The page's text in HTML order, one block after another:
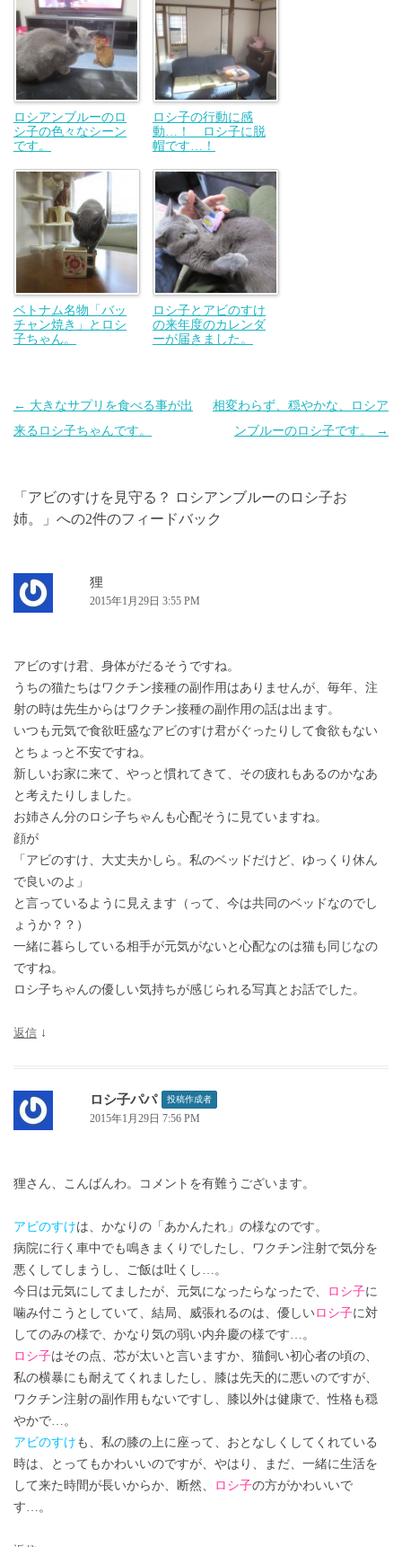
ロシアンブルーのロ
シ子の色々なシーン
です。
ロシ子の行動に感
動…！ ロシ子に脱
帽です…！
ベトナム名物「バッ
チャン焼き」とロシ
子ちゃん。
ロシ子とアビのすけ
の来年度のカレンダ
ーが届きました。
投
稿
ョ
ン
← 大きなサプリを食べる事が出
来るロシ子ちゃんです。
相変わらず、穏やかな、ロシア
ンブルーのロシ子です。
→
「 アビのすけを見守る？ ロシアンブルーのロシ子お
姉。
」への2件のフィードバック
狸
2015年1月29日 3:55 PM
アビのすけ君、身体がだるそうですね。
うちの猫たちはワクチン接種の副作用はありませんが、毎年、注
射の時は先生からはワクチン接種の副作用の話は出ます。
いつも元気で食欲旺盛なアビのすけ君がぐったりして食欲もない
とちょっと不安ですね。
新しいお家に来て、やっと慣れてきて、その疲れもあるのかなあ
と考えたりしました。
お姉さん分のロシ子ちゃんも心配そうに見ていますね。
顔が
「アビのすけ、大丈夫かしら。私のベッドだけど、ゆっくり休ん
で良いのよ」
と言っているように見えます（って、今は共同のベッドなのでし
ょうか？？）
一緒に暮らしている相手が元気がないと心配なのは猫も同じなの
ですね。
ロシ子ちゃんの優しい気持ちが感じられる写真とお話でした。
返信 ↓
ロシ子パパ 投稿作成者
2015年1月29日 7:56 PM
狸さん、こんばんわ。コメントを有難うございます。
アビのすけは、かなりの「あかんたれ」の様なのです。
病院に行く車中でも鳴きまくりでしたし、ワクチン注射で気分を
悪くしてしまうし、ご飯は吐くし…。
今日は元気にしてましたが、元気になったらなったで、
ロシ子に
噛み付こうとしていて、結局、威張れるのは、優しいロシ子に対
してのみの様で、かなり気の弱い内弁慶の様です…。
ロシ子はその点、芯が太いと言いますか、猫飼い初心者の頃の、
私の横暴にも耐えてくれましたし、膝は先天的に悪いのですが、
ワクチン注射の副作用もないですし、膝以外は健康で、性格も穏
やかで…。
アビのすけ も、私の膝の上に座って、おとなしくしてくれている
時は、とってもかわいいのですが、やはり、まだ、一緒に生活を
して来た時間が長いからか、断然、
ロシ子の方がかわいいで
す…。